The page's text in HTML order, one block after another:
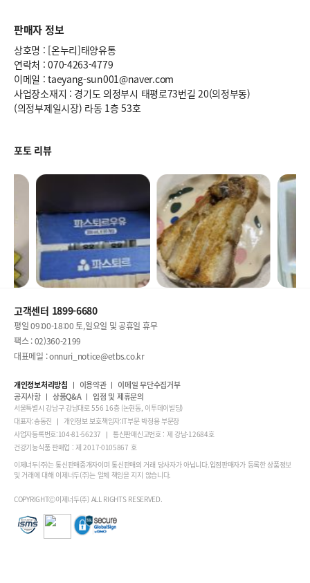
판매자 정보
상호명 : [온누리]태양유통
연락처 : 070-4263-4779
이메일 : taeyang-sun001@naver.com
사업장소재지 : 경기도 의정부시 태평로73번길 20(의정부동)
(의정부제일시장) 라동 1층 53호
포토 리뷰
고객센터 1899-6680
평일 09:00-18:00 토,일요일 및 공휴일 휴무
팩스 : 02)360-2199
대표메일 : onnuri_notice@etbs.co.kr
개인정보처리방침 이용약관
이메일 무단수집거부
공지사항
상품Q&A 입점 및 제휴문의
서울특별시 강남구 강남대로 556 16층 (논현동, 이투데이빌딩)
대표자:송동진
개인정보 보호책임자:IT부문 박정용 부문장
사업자등록번호:104-81-56237
통신판매신고번호 : 제 강남-12684호
건강기능식품 판매업 : 제 2017-0105867 호
이제너두(주)는 통신판매중개자이며 통신판매의 거래 당사자가 아닙니다.입점판매자가 등록한 상품정보
및 거래에 대해 이제너두(주)는 일체 책임을 지지 않습니다.
COPYRIGHTⒸ이제너두(주) ALL RIGHTS RESERVED.